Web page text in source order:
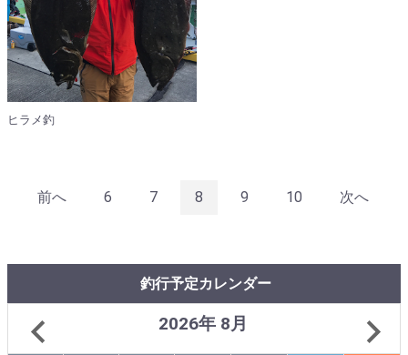
ヒラメ釣
前へ 6 7 8 9 10 次へ
釣行予定カレンダー
2026年 8月